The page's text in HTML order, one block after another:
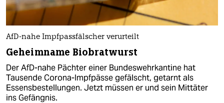
AfD-nahe Impfpassfälscher verurteilt
Geheimname Biobratwurst
Der AfD-nahe Pächter einer Bundeswehrkantine hat
Tausende Corona-Impfpässe gefälscht, getarnt als
Essensbestellungen. Jetzt müssen er und sein Mittäter
ins Gefängnis.